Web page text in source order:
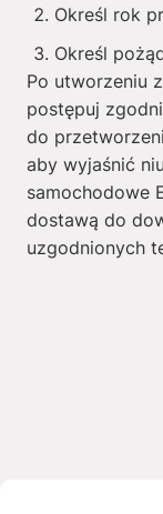
Określ rok
Określ
Po utworzeniu
postępuj
do
aby wyjaśnić
samochodowe
dostawą do
uzgodnionych